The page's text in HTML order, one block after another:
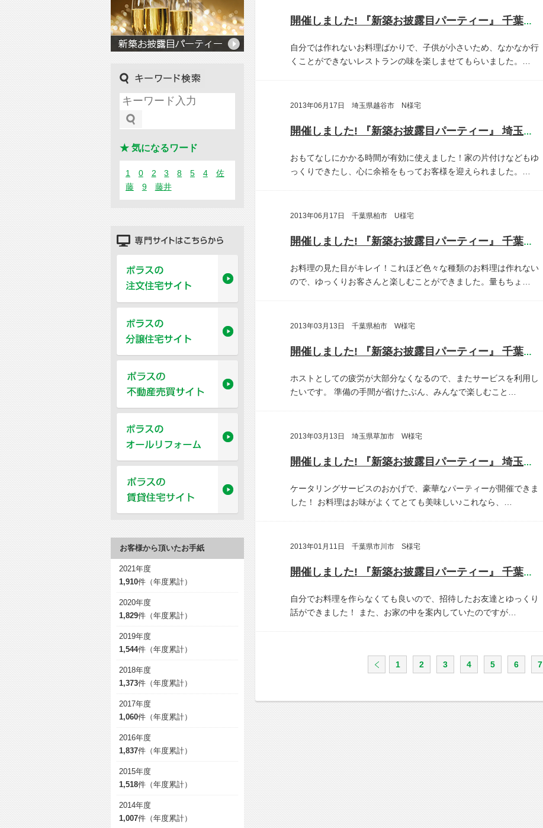
開催しました! 『新築お披露目パーティー』 千葉県流山市 I様宅
自分では作れないお料理ばかりで、子供が小さいため、なかなか行
くことができないレストランの味を楽しませてもらいました。…
2013年06月17日 埼玉県越谷市 N様宅
開催しました! 『新築お披露目パーティー』 埼玉県越谷市 N様宅
おもてなしにかかる時間が有効に使えました！家の片付けなどもゆ
っくりできたし、心に余裕をもってお客様を迎えられました。…
2013年06月17日 千葉県柏市 U様宅
開催しました! 『新築お披露目パーティー』 千葉県柏市 U様宅
お料理の見た目がキレイ！これほど色々な種類のお料理は作れない
ので、ゆっくりお客さんと楽しむことができました。量もちょ…
2013年03月13日 千葉県柏市 W様宅
開催しました! 『新築お披露目パーティー』 千葉県柏市 W様宅
ホストとしての疲労が大部分なくなるので、またサービスを利用し
たいです。
準備の手間が省けたぶん、みんなで楽しむこと…
2013年03月13日 埼玉県草加市 W様宅
開催しました! 『新築お披露目パーティー』 埼玉県草加市 W様宅
ケータリングサービスのおかげで、豪華なパーティーが開催できま
した！
お料理はお味がよくてとても美味しい♪これなら、…
2013年01月11日 千葉県市川市 S様宅
開催しました! 『新築お披露目パーティー』 千葉県市川市 S様宅
自分でお料理を作らなくても良いので、招待したお友達とゆっくり
話ができました！
また、お家の中を案内していたのですが…
1 2 3 4 5 6 7
★ 気になるワード
1 0 2 3 8 5 4
佐
藤
9 藤井
お客様から頂いたお手紙
2021年度
1,910件（年度累計）
2020年度
1,829件（年度累計）
2019年度
1,544件（年度累計）
2018年度
1,373件（年度累計）
2017年度
1,060件（年度累計）
2016年度
1,837件（年度累計）
2015年度
1,518件（年度累計）
2014年度
1,007件（年度累計）